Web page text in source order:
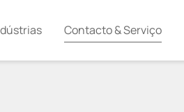
Contacto & Serviço